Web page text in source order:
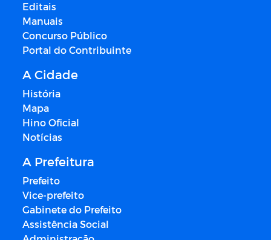
Editais
Manuais
Concurso Público
Portal do Contribuinte
A Cidade
História
Mapa
Hino Oficial
Notícias
A Prefeitura
Prefeito
Vice-prefeito
Gabinete do Prefeito
Assistência Social